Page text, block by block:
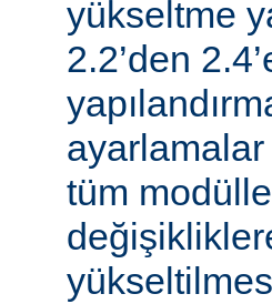
yükseltme
2.2’den
ayarlamalar
tüm